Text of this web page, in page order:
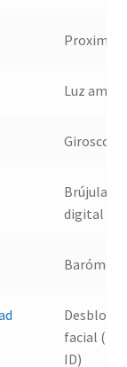
Luz
Brújula
digital
facial
ID)